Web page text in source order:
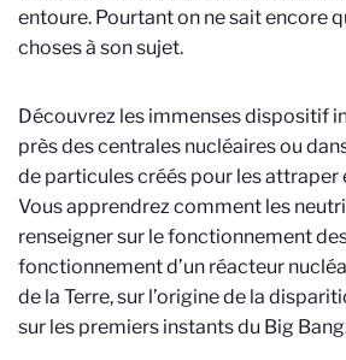
entoure. Pourtant on ne sait encore
choses à son sujet.
Découvrez les immenses dispositif
près des centrales nucléaires ou
de particules créés pour les attraper
Vous apprendrez comment les
renseigner sur le fonctionnement
fonctionnement d’un réacteur
de la Terre, sur l’origine de la
sur les premiers instants du Big